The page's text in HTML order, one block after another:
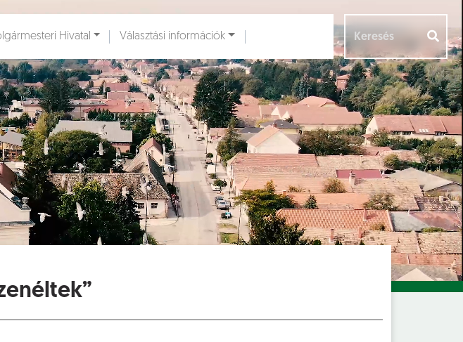
Hivatal Választási információk
[] Aloldalak []